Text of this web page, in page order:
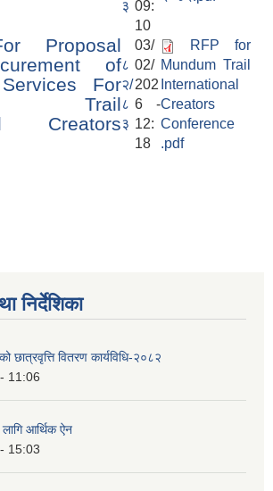
३ 09:
10
Proposal
of
For
Trail
Creators
८
२/
८
३
03/
02/
202
6 -
12:
18
RFP for
Mundum Trail
International
Creators
Conference
.pdf
निर्देशिका
छात्रवृत्ति वितरण कार्यविधि-२०८२
11:06
आर्थिक ऐन
15:03